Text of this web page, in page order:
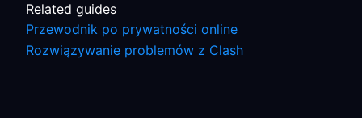
Related guides
Przewodnik po prywatności online
Rozwiązywanie problemów z Clash